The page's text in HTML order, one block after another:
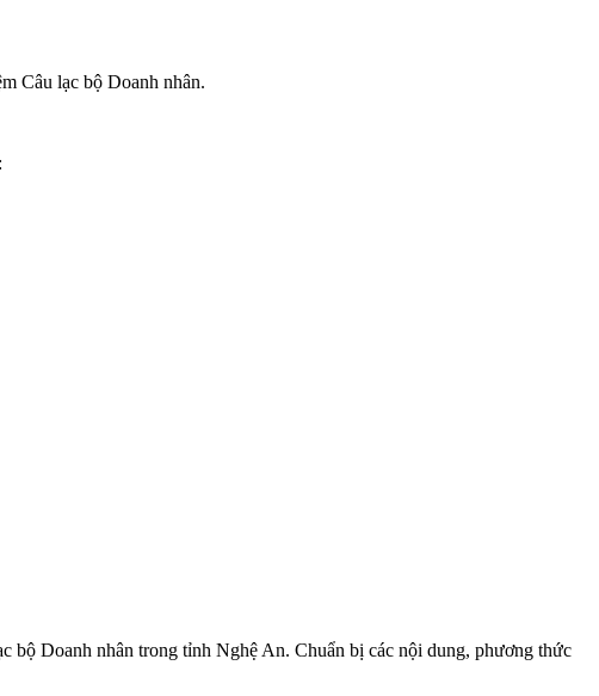
Câu lạc bộ Doanh nhân.
Doanh nhân trong tỉnh Nghệ An. Chuẩn bị các nội dung, phương thức